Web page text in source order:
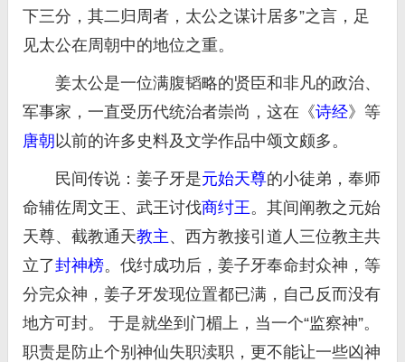
下三分，其二归周者，太公之谋计居多”之言，足
见太公在周朝中的地位之重。
姜太公是一位满腹韬略的贤臣和非凡的政治、
军事家，一直受历代统治者崇尚，这在《诗经》等
唐朝 以前的许多史料及文学作品中颂文颇多。
民间传说：姜子牙是元始天尊的小徒弟，奉师
命辅佐周文王、武王讨伐商纣王。其间阐教之元始
天尊、截教通天教主、西方教接引道人三位教主共
立了封神榜。伐纣成功后，姜子牙奉命封众神，等
分完众神，姜子牙发现位置都已满，自己反而没有
地方可封。 于是就坐到门楣上，当一个“监察神”。
职责是防止个别神仙失职渎职，更不能让一些凶神